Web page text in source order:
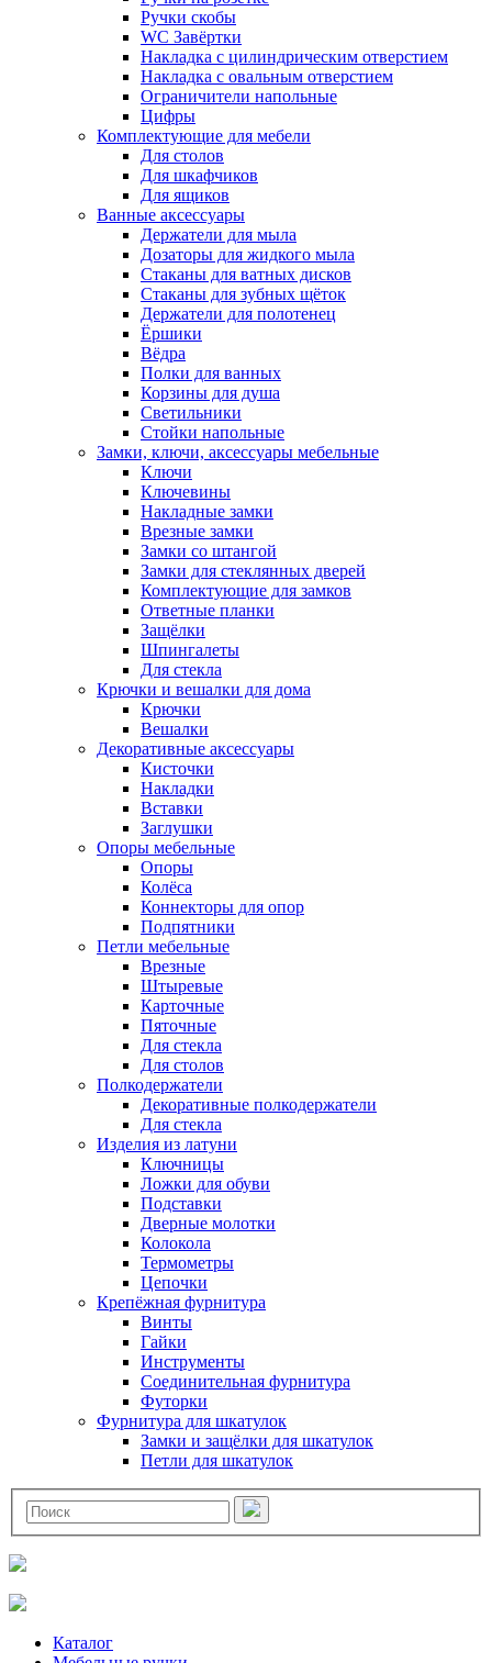
Ручки скобы
WC Завёртки
Накладка с цилиндрическим отверстием
Накладка с овальным отверстием
Ограничители напольные
Цифры
Комплектующие для мебели
Для столов
Для шкафчиков
Для ящиков
Ванные аксессуары
Держатели для мыла
Дозаторы для жидкого мыла
Стаканы для ватных дисков
Стаканы для зубных щёток
Держатели для полотенец
Ёршики
Вёдра
Полки для ванных
Корзины для душа
Светильники
Стойки напольные
Замки, ключи, аксессуары мебельные
Ключи
Ключевины
Накладные замки
Врезные замки
Замки со штангой
Замки для стеклянных дверей
Комплектующие для замков
Ответные планки
Защёлки
Шпингалеты
Для стекла
Крючки и вешалки для дома
Крючки
Вешалки
Декоративные аксессуары
Кисточки
Накладки
Вставки
Заглушки
Опоры мебельные
Опоры
Колёса
Коннекторы для опор
Подпятники
Петли мебельные
Врезные
Штыревые
Карточные
Пяточные
Для стекла
Для столов
Полкодержатели
Декоративные полкодержатели
Для стекла
Изделия из латуни
Ключницы
Ложки для обуви
Подставки
Дверные молотки
Колокола
Термометры
Цепочки
Крепёжная фурнитура
Винты
Гайки
Инструменты
Соединительная фурнитура
Футорки
Фурнитура для шкатулок
Замки и защёлки для шкатулок
Петли для шкатулок
Каталог